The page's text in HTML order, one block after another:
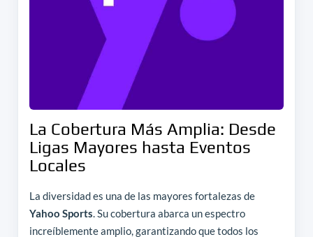
La Cobertura Más Amplia: Desde
Ligas Mayores hasta Eventos
Locales
La diversidad es una de las mayores fortalezas de
Yahoo Sports. Su cobertura abarca un espectro
increíblemente amplio, garantizando que todos los